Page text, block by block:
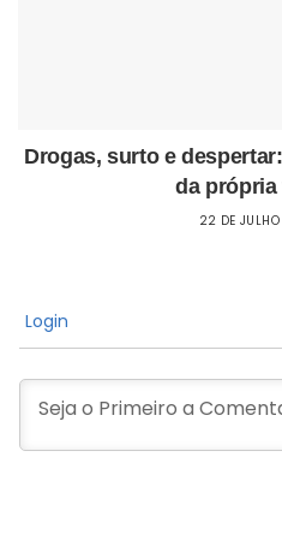
Drogas, surto e
da própria
22 DE
Login